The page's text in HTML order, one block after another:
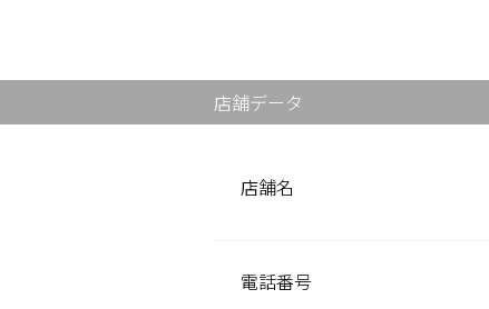
店舗データ
店舗名
電話番号